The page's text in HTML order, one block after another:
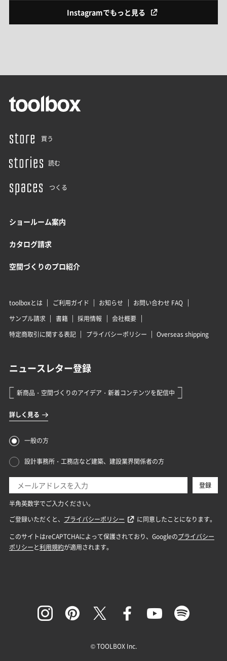
Instagramでもっと見る
買う
読む
つくる
ショールーム案内
カタログ請求
空間づくりのプロ紹介
toolboxとは ご利用ガイド お知らせ
お問い合わせ FAQ
サンプル請求
書籍 採用情報
会社概要
特定商取引に関する表記
プライバシーポリシー Overseas shipping
© TOOLBOX Inc.